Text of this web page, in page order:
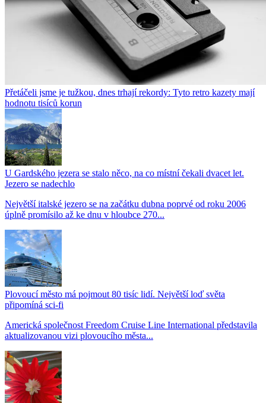
Přetáčeli jsme je tužkou, dnes trhají rekordy: Tyto retro kazety mají
hodnotu tisíců korun
U Gardského jezera se stalo něco, na co místní čekali dvacet let.
Jezero se nadechlo
Největší italské jezero se na začátku dubna poprvé od roku 2006
úplně promísilo až ke dnu v hloubce 270...
Plovoucí město má pojmout 80 tisíc lidí. Největší loď světa
připomíná sci-fi
Americká společnost Freedom Cruise Line International představila
aktualizovanou vizi plovoucího města...